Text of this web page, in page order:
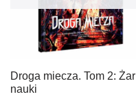
Droga miecza. Tom 2: Żar
nauki